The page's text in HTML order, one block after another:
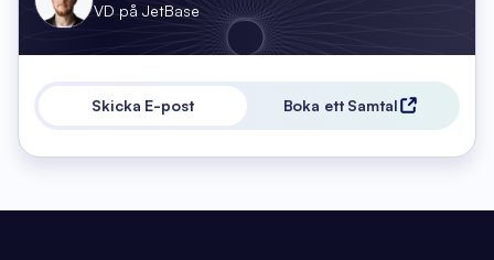
VD på JetBase
Skicka E-post Boka ett Samtal